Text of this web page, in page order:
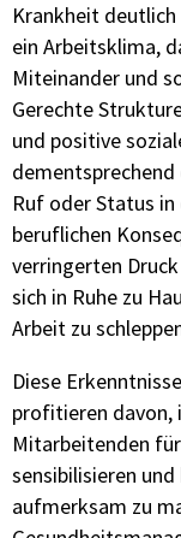
Krankheit
ein Arbeitsklima,
Miteinander und
Gerechte
und positive
dementsprechend
Ruf oder Status
beruflichen
verringerten
sich in Ruhe zu
Arbeit zu
Diese
profitieren davon,
Mitarbeitenden
sensibilisieren
aufmerksam zu